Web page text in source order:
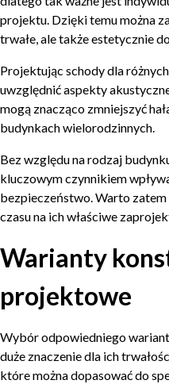
projektu. Dzięki temu można
trwałe, ale także estetycznie
Projektując schody dla
uwzględnić aspekty
mogą znacząco zmniejszyć
budynkach wielorodzinnych.
Bez względu na rodzaj
kluczowym czynnikiem
bezpieczeństwo. Warto
czasu na ich właściwe
Warianty
projektowe
Wybór odpowiedniego
duże znaczenie dla ich
które można dopasować do